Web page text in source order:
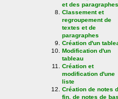
et des paragraphes
Classement et
regroupement de
textes et de
paragraphes
Création d'un
Modification d'un
tableau
Création et
modification d'une
liste
Création de notes
fin, de notes de bas